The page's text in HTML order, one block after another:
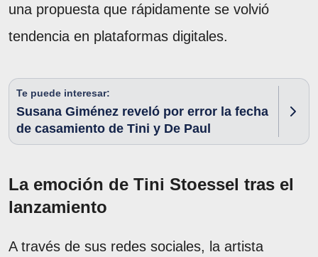
una propuesta que rápidamente se volvió
tendencia en plataformas digitales.
Te puede interesar:
Susana Giménez reveló por error la fecha
de casamiento de Tini y De Paul
La emoción de Tini Stoessel tras el
lanzamiento
A través de sus redes sociales, la artista